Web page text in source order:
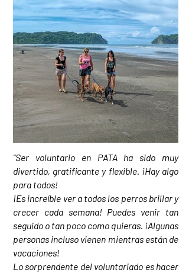
"Ser voluntario en PATA ha sido muy
divertido, gratificante y flexible. ¡Hay algo
para todos!
¡Es increíble ver a todos los perros brillar y
crecer cada semana! Puedes venir tan
seguido o tan poco como quieras. ¡Algunas
personas incluso vienen mientras están de
vacaciones!
Lo sorprendente del voluntariado es hacer